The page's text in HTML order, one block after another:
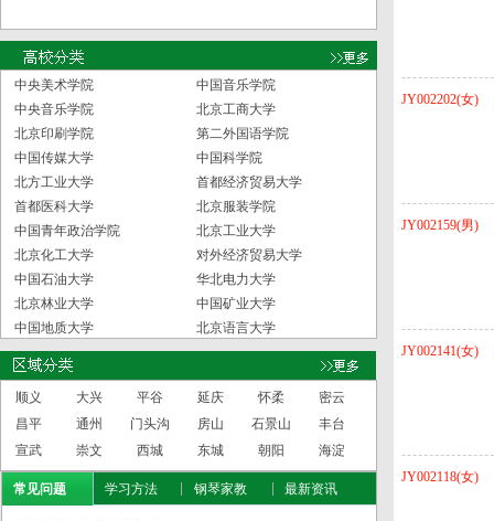
中央美术学院
中国音乐学院
中央音乐学院
北京工商大学
北京印刷学院
第二外国语学院
中国传媒大学
中国科学院
北方工业大学
首都经济贸易大学
首都医科大学
北京服装学院
中国青年政治学院
北京工业大学
北京化工大学
对外经济贸易大学
中国石油大学
华北电力大学
北京林业大学
中国矿业大学
中国地质大学
北京语言大学
顺义 大兴 平谷 延庆 怀柔
密云
昌平
通州 门头沟 房山 石景山
丰台
宣武
崇文 西城 东城 朝阳 海淀
常见问题 学习方法 钢琴家教 最新资讯
JY002202(女)
JY002159(男)
JY002141(女)
JY002118(女)